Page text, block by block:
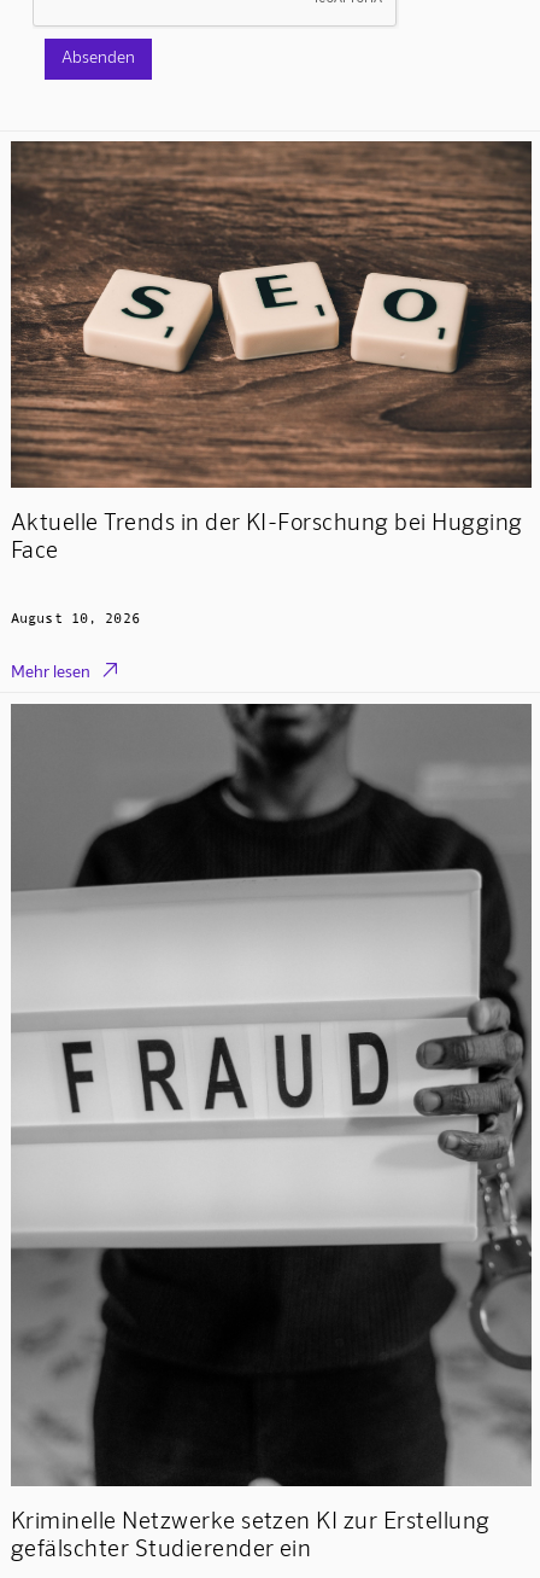
Aktuelle Trends in der KI-Forschung bei Hugging
Face
August 10, 2026
Mehr lesen 
Kriminelle Netzwerke setzen KI zur Erstellung
gefälschter Studierender ein